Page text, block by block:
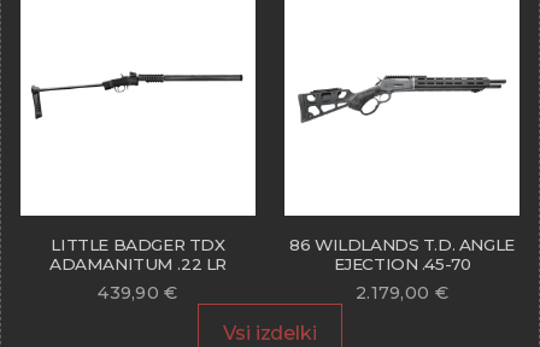
LITTLE BADGER TDX
ADAMANITUM .22 LR
439,90€
86 WILDLANDS T.D. ANGLE
EJECTION .45-70
2.179,00 €
Vsi izdelki